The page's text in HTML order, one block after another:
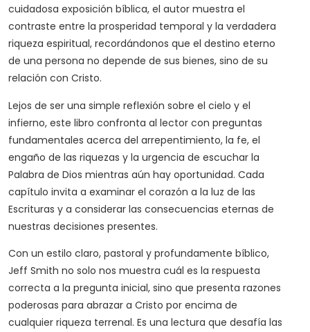
cuidadosa exposición bíblica, el autor muestra el
contraste entre la prosperidad temporal y la verdadera
riqueza espiritual, recordándonos que el destino eterno
de una persona no depende de sus bienes, sino de su
relación con Cristo.
Lejos de ser una simple reflexión sobre el cielo y el
infierno, este libro confronta al lector con preguntas
fundamentales acerca del arrepentimiento, la fe, el
engaño de las riquezas y la urgencia de escuchar la
Palabra de Dios mientras aún hay oportunidad. Cada
capítulo invita a examinar el corazón a la luz de las
Escrituras y a considerar las consecuencias eternas de
nuestras decisiones presentes.
Con un estilo claro, pastoral y profundamente bíblico,
Jeff Smith no solo nos muestra cuál es la respuesta
correcta a la pregunta inicial, sino que presenta razones
poderosas para abrazar a Cristo por encima de
cualquier riqueza terrenal. Es una lectura que desafía las